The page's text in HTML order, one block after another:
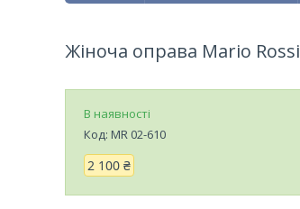
Жіноча оправа Mario Rossi
В наявності
Код: MR 02-610
2 100 ₴